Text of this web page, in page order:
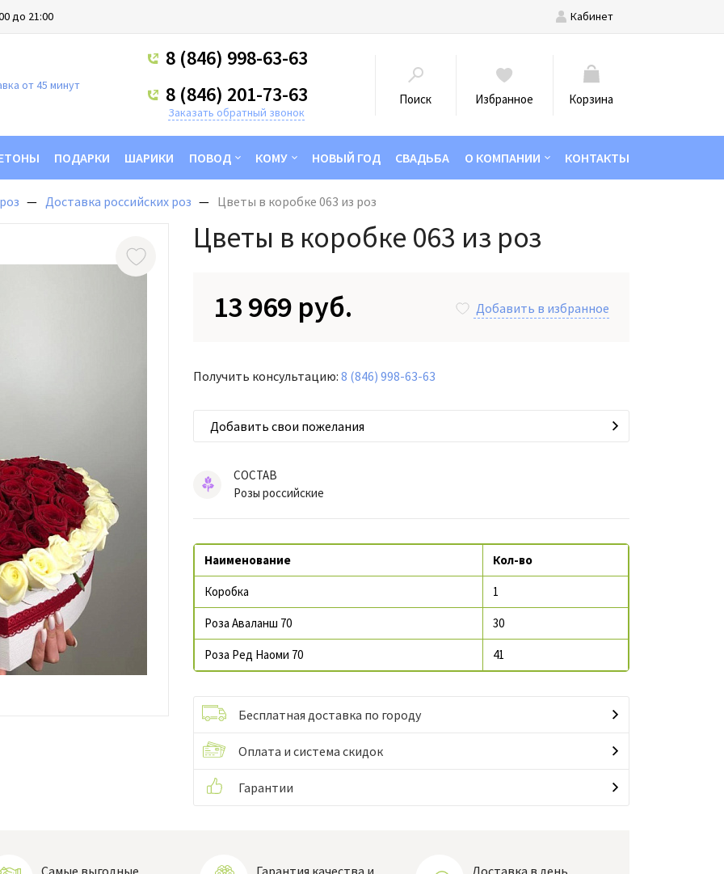
до 21:00 Кабинет
от 45 минут
8 (846) 998-63-63
8 (846) 201-73-63
Заказать обратный звонок
Поиск Избранное Корзина
ПОДАРКИ ШАРИКИ ПОВОД КОМУ НОВЫЙ ГОД СВАДЬБА О КОМПАНИИ КОНТАКТЫ
Доставка российских роз Цветы в коробке 063 из роз
Цветы в коробке 063 из роз
13 969 руб.
Добавить в избранное
Получить консультацию: 8 (846) 998-63-63
Добавить свои пожелания
СОСТАВ
Розы российские
Наименование Кол-во
Коробка 1
Роза Аваланш 70 30
Роза Ред Наоми 70 41
Бесплатная доставка по городу
Оплата и система скидок
Гарантии
Самые выгодные
Гарантия качества и
Доставка в день